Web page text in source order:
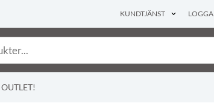
KUNDTJÄNST
OUTLET!